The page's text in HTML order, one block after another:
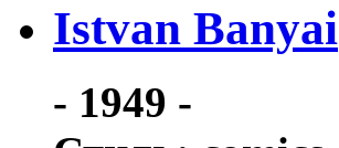
Istvan Banyai
- 1949 -